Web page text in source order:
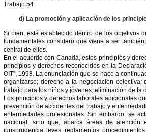
Trabajo.54
d) La promoción y aplicación de los
Si bien, está establecido dentro de los objetivos
fundamentales considero que viene a ser
central de ellos.
En el acuerdo con Canadá, estos principios y
principios y derechos reconocidos en la
OIT”, 1998. La enunciación que se hace a
organizarse; derecho a la negociación
trabajo para los niños y jóvenes; eliminación de la
Los principios y derechos laborales adicionales
prevención de accidentes del trabajo y
enfermedades profesionales. Sin embargo, se
nacional, sino que, abarca áreas de
jurisprudencia, leyes, reglamentos,